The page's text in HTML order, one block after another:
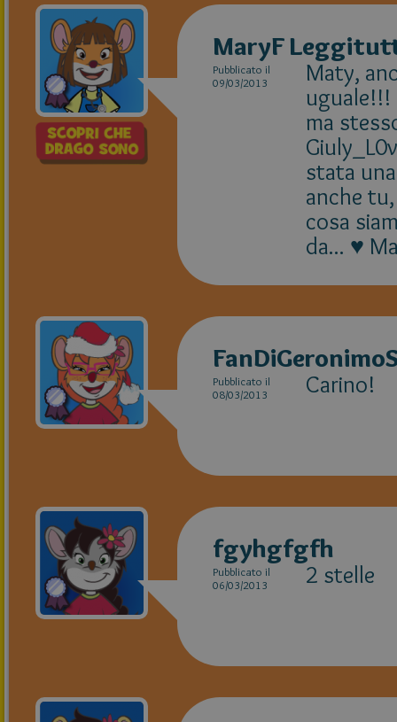
MaryF
Pubblicato il
09/03/2013
Maty,
uguale!!!
ma
stata
anche
cosa
da... ♥
Pubblicato il
08/03/2013
Carino!
fgyhgfgfh
Pubblicato il
06/03/2013
2 stelle